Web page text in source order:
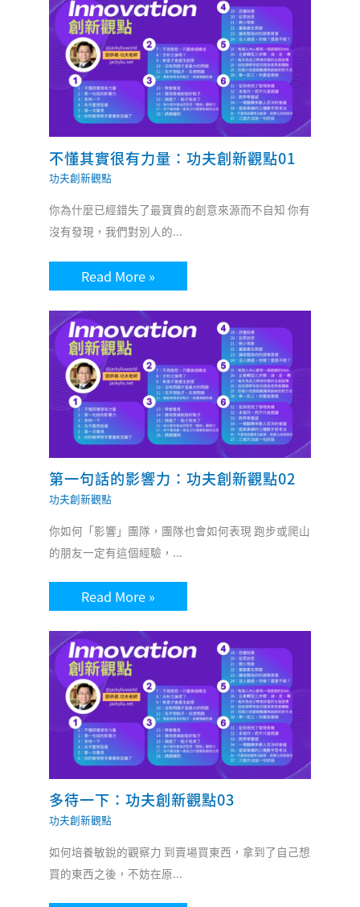
不懂其實很有力量：功夫創新觀點01
功夫創新觀點
你為什麼已經錯失了最寶貴的創意來源而不自知 你有
沒有發現，我們對別人的...
Read More »
第一句話的影響力：功夫創新觀點02
功夫創新觀點
你如何「影響」團隊，團隊也會如何表現 跑步或爬山
的朋友一定有這個經驗，...
Read More »
多待一下：功夫創新觀點03
功夫創新觀點
如何培養敏銳的觀察力 到賣場買東西，拿到了自己想
買的東西之後，不妨在原...